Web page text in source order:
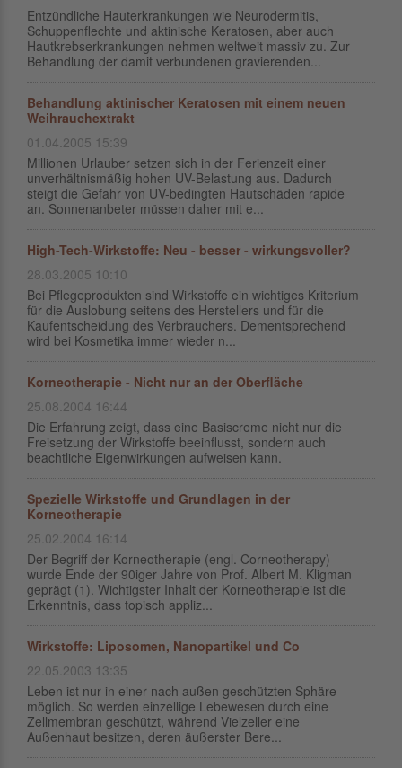
Entzündliche Hauterkrankungen wie Neurodermitis,
Schuppenflechte und aktinische Keratosen, aber auch
Hautkrebserkrankungen nehmen weltweit massiv zu. Zur
Behandlung der damit verbundenen gravierenden...
Behandlung aktinischer Keratosen mit einem neuen
Weihrauchextrakt
01.04.2005 15:39
Millionen Urlauber setzen sich in der Ferienzeit einer
unverhältnismäßig hohen UV-Belastung aus. Dadurch
steigt die Gefahr von UV-bedingten Hautschäden rapide
an. Sonnenanbeter müssen daher mit e...
High-Tech-Wirkstoffe: Neu - besser - wirkungsvoller?
28.03.2005 10:10
Bei Pflegeprodukten sind Wirkstoffe ein wichtiges Kriterium
für die Auslobung seitens des Herstellers und für die
Kaufentscheidung des Verbrauchers. Dementsprechend
wird bei Kosmetika immer wieder n...
Korneotherapie - Nicht nur an der Oberfläche
25.08.2004 16:44
Die Erfahrung zeigt, dass eine Basiscreme nicht nur die
Freisetzung der Wirkstoffe beeinflusst, sondern auch
beachtliche Eigenwirkungen aufweisen kann.
Spezielle Wirkstoffe und Grundlagen in der
Korneotherapie
25.02.2004 16:14
Der Begriff der Korneotherapie (engl. Corneotherapy)
wurde Ende der 90iger Jahre von Prof. Albert M. Kligman
geprägt (1). Wichtigster Inhalt der Korneotherapie ist die
Erkenntnis, dass topisch appliz...
Wirkstoffe: Liposomen, Nanopartikel und Co
22.05.2003 13:35
Leben ist nur in einer nach außen geschützten Sphäre
möglich. So werden einzellige Lebewesen durch eine
Zellmembran geschützt, während Vielzeller eine
Außenhaut besitzen, deren äußerster Bere...